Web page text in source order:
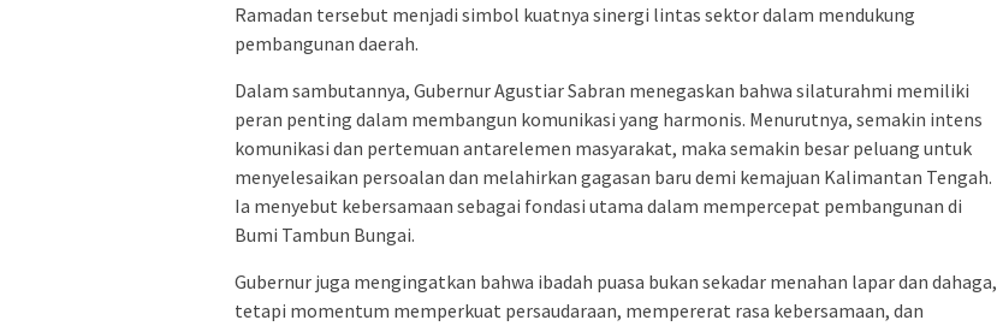
Ramadan tersebut menjadi simbol kuatnya sinergi lintas sektor dalam mendukung
pembangunan daerah.
Dalam sambutannya, Gubernur Agustiar Sabran menegaskan bahwa silaturahmi memiliki
peran penting dalam membangun komunikasi yang harmonis. Menurutnya, semakin intens
komunikasi dan pertemuan antarelemen masyarakat, maka semakin besar peluang untuk
menyelesaikan persoalan dan melahirkan gagasan baru demi kemajuan Kalimantan Tengah.
Ia menyebut kebersamaan sebagai fondasi utama dalam mempercepat pembangunan di
Bumi Tambun Bungai.
Gubernur juga mengingatkan bahwa ibadah puasa bukan sekadar menahan lapar dan dahaga,
tetapi momentum memperkuat persaudaraan, mempererat rasa kebersamaan, dan